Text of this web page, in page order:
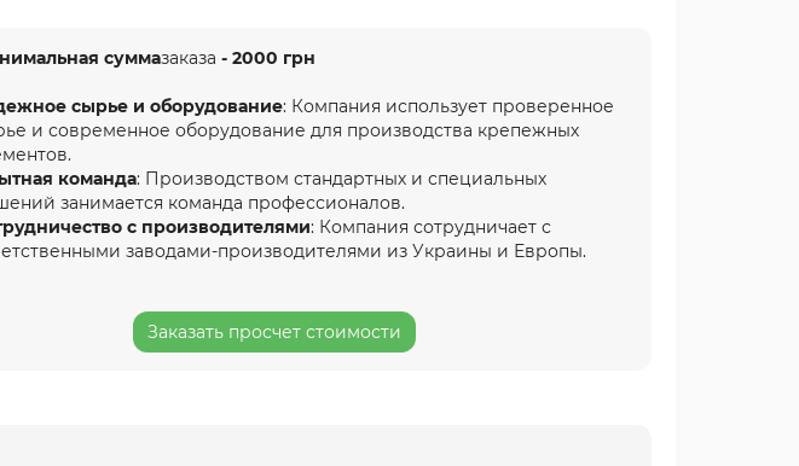
суммазаказа - 2000 грн
сырье и оборудование: Компания использует проверенное
и современное оборудование для производства крепежных
команда: Производством стандартных и специальных
занимается команда профессионалов.
с производителями: Компания сотрудничает с
заводами-производителями из Украины и Европы.
Заказать просчет стоимости